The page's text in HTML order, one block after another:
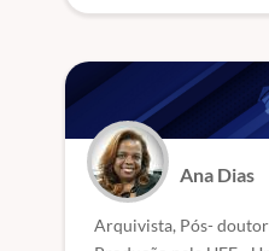
Ana Dias
Arquivista, Pós-